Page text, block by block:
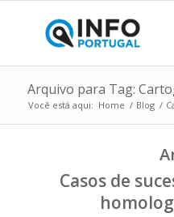
Arquivo para Tag:
Você está aqui: Home / Blog /
Casos de